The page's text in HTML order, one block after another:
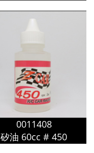
0011408
矽油 60cc # 450